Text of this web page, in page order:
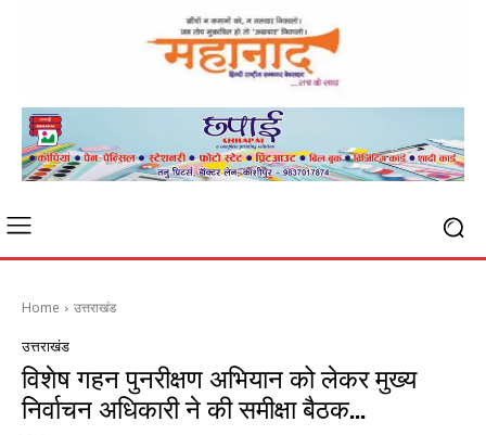
Home उत्तराखंड
उत्तराखंड
विशेष गहन पुनरीक्षण अभियान को लेकर मुख्य
निर्वाचन अधिकारी ने की समीक्षा बैठक…